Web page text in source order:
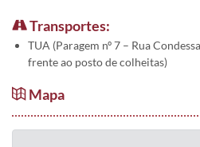
Transportes:
TUA (Paragem nº 7 – Rua
frente ao posto de colheitas)
Mapa